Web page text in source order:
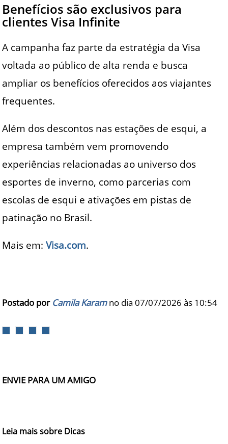
Benefícios são exclusivos para
clientes Visa Infinite
A campanha faz parte da estratégia da Visa
voltada ao público de alta renda e busca
ampliar os benefícios oferecidos aos viajantes
frequentes.
Além dos descontos nas estações de esqui, a
empresa também vem promovendo
experiências relacionadas ao universo dos
esportes de inverno, como parcerias com
escolas de esqui e ativações em pistas de
patinação no Brasil.
Mais em:Visa.com.
Postado por Camila Karamno dia 07/07/2026 às 10:54
ENVIE PARA UM AMIGO
Leia mais sobre Dicas